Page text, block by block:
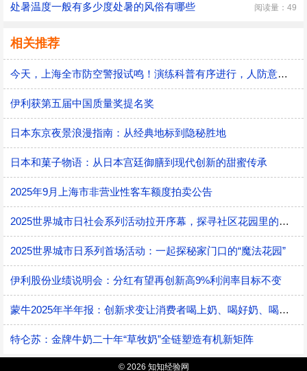
处暑温度一般有多少度处暑的风俗有哪些 阅读量：49
相关推荐
今天，上海全市防空警报试鸣！演练科普有序进行，人防意识“声入人心”
伊利获第五届中国质量奖提名奖
日本东京夜景浪漫指南：从经典地标到隐秘胜地
日本和菓子物语：从日本宫廷御膳到现代创新的甜蜜传承
2025年9月上海市非营业性客车额度拍卖公告
2025世界城市日社会系列活动拉开序幕，探寻社区花园里的智慧应用
2025世界城市日系列首场活动：一起探秘家门口的“魔法花园”
伊利股份业绩说明会：分红有望再创新高9%利润率目标不变
蒙牛2025年半年报：创新求变让消费者喝上奶、喝好奶、喝对奶
特仑苏：金牌牛奶二十年“草牧奶”全链塑造有机新矩阵
© 2026 知知经验网